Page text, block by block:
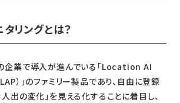
リングとは？
企業で導入が進んでいる「Location AI
LAP）」のファミリー製品であり、自由に登録
出の変化」を見える化することに着目し、